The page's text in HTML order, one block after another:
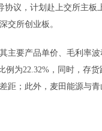
议，计划赴上交所主
交所创业板。
要产品单价、毛利率
为22.32%，同时，存
；此外，麦田能源与